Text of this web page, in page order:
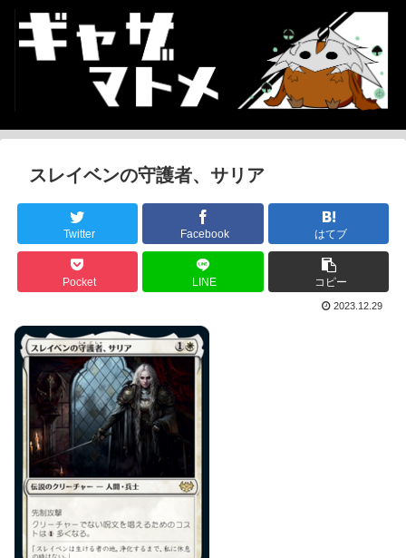
スレイベンの守護者、サリア
Twitter Facebook はてブ
Pocket LINE コピー
2023.12.29